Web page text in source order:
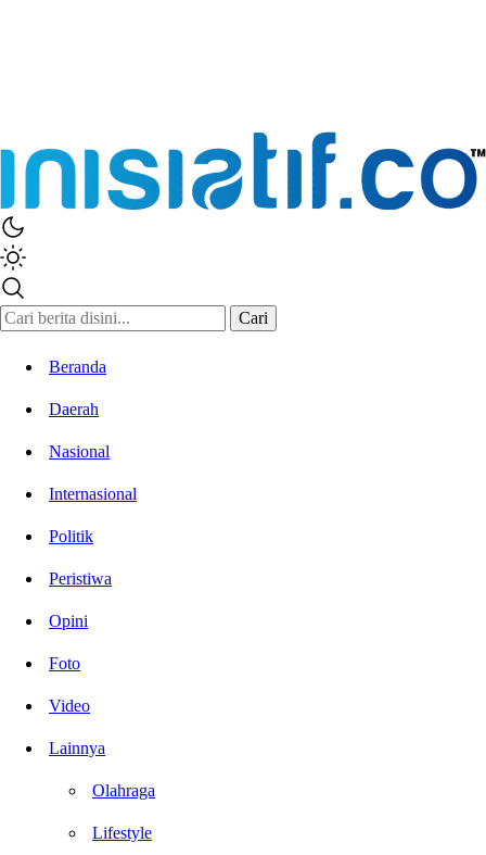
Inisiatif.co
Stay Connected Stay Informed
Cari
Beranda
Daerah
Nasional
Internasional
Politik
Peristiwa
Opini
Foto
Video
Lainnya
Olahraga
Lifestyle